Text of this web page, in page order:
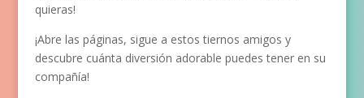
quieras!
¡Abre las páginas, sigue a estos tiernos amigos y
descubre cuánta diversión adorable puedes tener en su
compañía!